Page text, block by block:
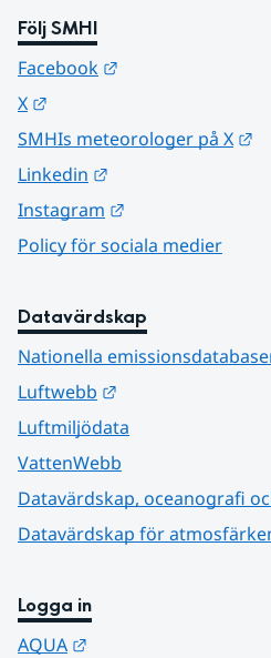
Följ SMHI
Facebook
X
SMHIs meteorologer på X
Linkedin
Instagram
Policy för sociala medier
Datavärdskap
Nationella
Luftwebb
Luftmiljödata
VattenWebb
Datavärdskap, oceanografi
Datavärdskap för
Logga in
AQUA